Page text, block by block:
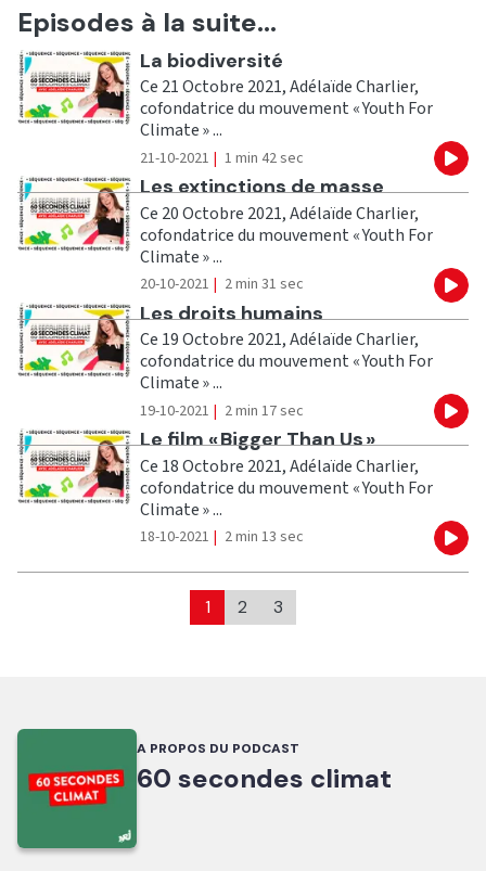
Episodes à la suite...
Ecouter
La biodiversité
Ce 21 Octobre 2021, Adélaïde Charlier,
cofondatrice du mouvement « Youth For
Climate » ...
21-10-2021 | 1 min 42 sec
Ecouter
Les extinctions de masse
Ce 20 Octobre 2021, Adélaïde Charlier,
cofondatrice du mouvement « Youth For
Climate » ...
20-10-2021 | 2 min 31 sec
Ecouter
Les droits humains
Ce 19 Octobre 2021, Adélaïde Charlier,
cofondatrice du mouvement « Youth For
Climate » ...
19-10-2021 | 2 min 17 sec
Ecouter
Le film « Bigger Than Us »
Ce 18 Octobre 2021, Adélaïde Charlier,
cofondatrice du mouvement « Youth For
Climate » ...
18-10-2021 | 2 min 13 sec
1 2 3
A PROPOS DU PODCAST
60 secondes climat